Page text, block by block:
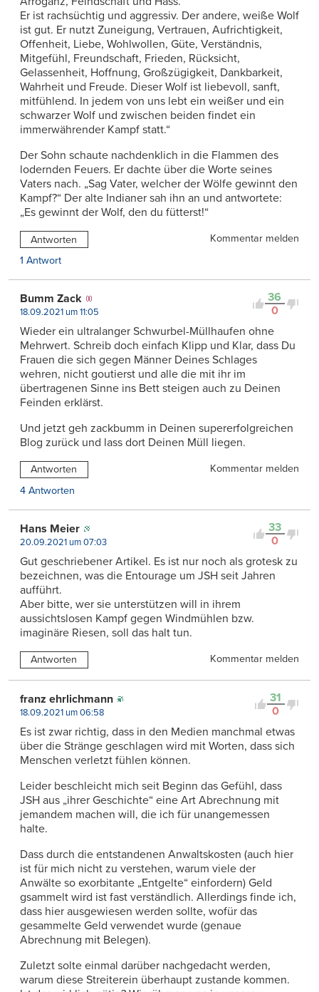
Er ist rachsüchtig und aggressiv. Der andere, weiße Wolf
ist gut. Er nutzt Zuneigung, Vertrauen, Aufrichtigkeit,
Offenheit, Liebe, Wohlwollen, Güte, Verständnis,
Mitgefühl, Freundschaft, Frieden, Rücksicht,
Gelassenheit, Hoffnung, Großzügigkeit, Dankbarkeit,
Wahrheit und Freude. Dieser Wolf ist liebevoll, sanft,
mitfühlend. In jedem von uns lebt ein weißer und ein
schwarzer Wolf und zwischen beiden findet ein
immerwährender Kampf statt.“
Der Sohn schaute nachdenklich in die Flammen des
lodernden Feuers. Er dachte über die Worte seines
Vaters nach. „Sag Vater, welcher der Wölfe gewinnt den
Kampf?“ Der alte Indianer sah ihn an und antwortete:
„Es gewinnt der Wolf, den du fütterst!“
Antworten
Kommentar melden
1 Antwort
36
0
Bumm Zack
18.09.2021 um 11:05
Wieder ein ultralanger Schwurbel-Müllhaufen ohne
Mehrwert. Schreib doch einfach Klipp und Klar, dass Du
Frauen die sich gegen Männer Deines Schlages
wehren, nicht goutierst und alle die mit ihr im
übertragenen Sinne ins Bett steigen auch zu Deinen
Feinden erklärst.
Und jetzt geh zackbumm in Deinen supererfolgreichen
Blog zurück und lass dort Deinen Müll liegen.
Antworten
Kommentar melden
4 Antworten
33
0
Hans Meier
20.09.2021 um 07:03
Gut geschriebener Artikel. Es ist nur noch als grotesk zu
bezeichnen, was die Entourage um JSH seit Jahren
aufführt.
Aber bitte, wer sie unterstützen will in ihrem
aussichtslosen Kampf gegen Windmühlen bzw.
imaginäre Riesen, soll das halt tun.
Antworten Kommentar melden
31
0
franz ehrlichmann
18.09.2021 um 06:58
Es ist zwar richtig, dass in den Medien manchmal etwas
über die Stränge geschlagen wird mit Worten, dass sich
Menschen verletzt fühlen können.
Leider beschleicht mich seit Beginn das Gefühl, dass
JSH aus „ihrer Geschichte“ eine Art Abrechnung mit
jemandem machen will, die ich für unangemessen
halte.
Dass durch die entstandenen Anwaltskosten (auch hier
ist für mich nicht zu verstehen, warum viele der
Anwälte so exorbitante „Entgelte“ einfordern) Geld
gsammelt wird ist fast verständlich. Allerdings finde ich,
dass hier ausgewiesen werden sollte, wofür das
gesammelte Geld verwendet wurde (genaue
Abrechnung mit Belegen).
Zuletzt solte einmal darüber nachgedacht werden,
warum diese Streiterein überhaupt zustande kommen.